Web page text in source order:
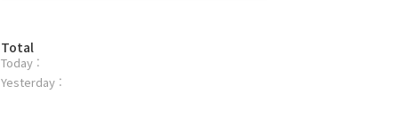
방
문
자
Total
Today :
Yesterday :